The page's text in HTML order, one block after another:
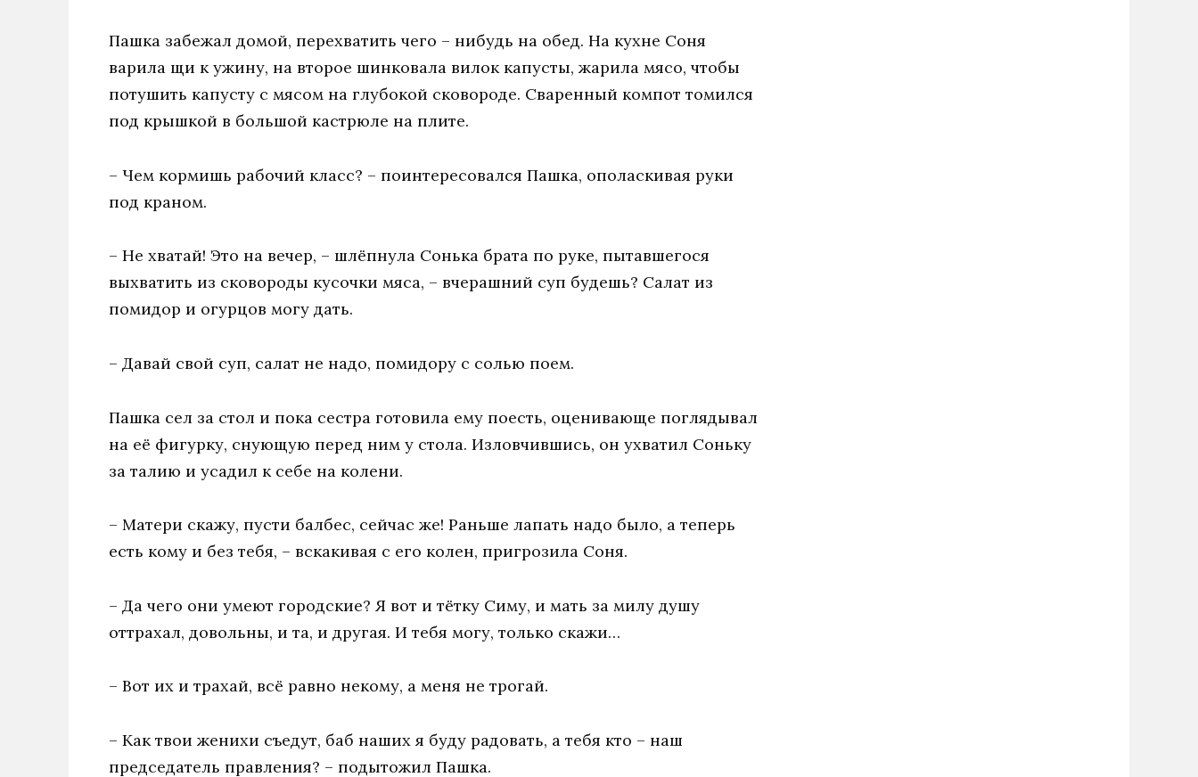
Пашка забежал домой, перехватить чего – нибудь на обед. На кухне Соня
варила щи к ужину, на второе шинковала вилок капусты, жарила мясо, чтобы
потушить капусту с мясом на глубокой сковороде. Сваренный компот томился
под крышкой в большой кастрюле на плите.
– Чем кормишь рабочий класс? – поинтересовался Пашка, ополаскивая руки
под краном.
– Не хватай! Это на вечер, – шлёпнула Сонька брата по руке, пытавшегося
выхватить из сковороды кусочки мяса, – вчерашний суп будешь? Салат из
помидор и огурцов могу дать.
– Давай свой суп, салат не надо, помидору с солью поем.
Пашка сел за стол и пока сестра готовила ему поесть, оценивающе поглядывал
на её фигурку, снующую перед ним у стола. Изловчившись, он ухватил Соньку
за талию и усадил к себе на колени.
– Матери скажу, пусти балбес, сейчас же! Раньше лапать надо было, а теперь
есть кому и без тебя, – вскакивая с его колен, пригрозила Соня.
– Да чего они умеют городские? Я вот и тётку Симу, и мать за милу душу
оттрахал, довольны, и та, и другая. И тебя могу, только скажи…
– Вот их и трахай, всё равно некому, а меня не трогай.
– Как твои женихи съедут, баб наших я буду радовать, а тебя кто – наш
председатель правления? – подытожил Пашка.